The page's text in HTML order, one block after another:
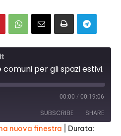
00:00 / 00:19:06
SUBSCRIBE SHARE
nuova finestra
Durata: